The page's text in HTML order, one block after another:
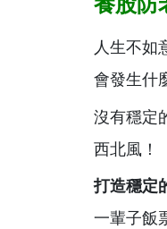
人生不如
會發生什
沒有穩定
西北風！
打造穩定
一輩子飯